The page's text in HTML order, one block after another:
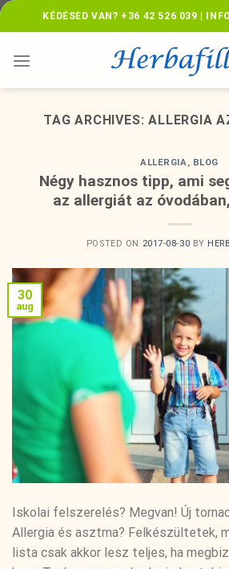
Skip
to
KÉDÉSED VAN? +36 42 526 039 |
TAG ARCHIVES:ALLERGIA
ALLERGIA, BLOG
Négy hasznos tipp, ami
az allergiát az
POSTED ON 2017-08-30 BY
30
aug
Iskolai felszerelés? Megvan! Új
Allergia és asztma? Felkészültetek,
lista csak akkor lesz teljes, ha